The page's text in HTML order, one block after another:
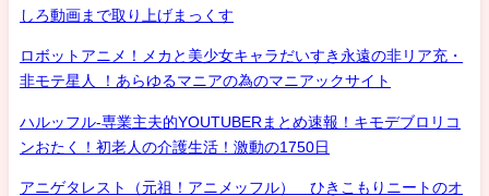
しろ動画まで取り上げまっくす
ロボットアニメ！メカと美少女キャラだいすき永遠の非リア充・
非モテ星人 ！あらゆるマニアの為のマニアックサイト
ハルッフル-専業主夫的YOUTUBERまとめ速報！キモデブロリコ
ンおたく！初老人の介護生活！激動の1750日
アニゲタレスト（元祖！アニメッフル） ひきこもりニートのオ